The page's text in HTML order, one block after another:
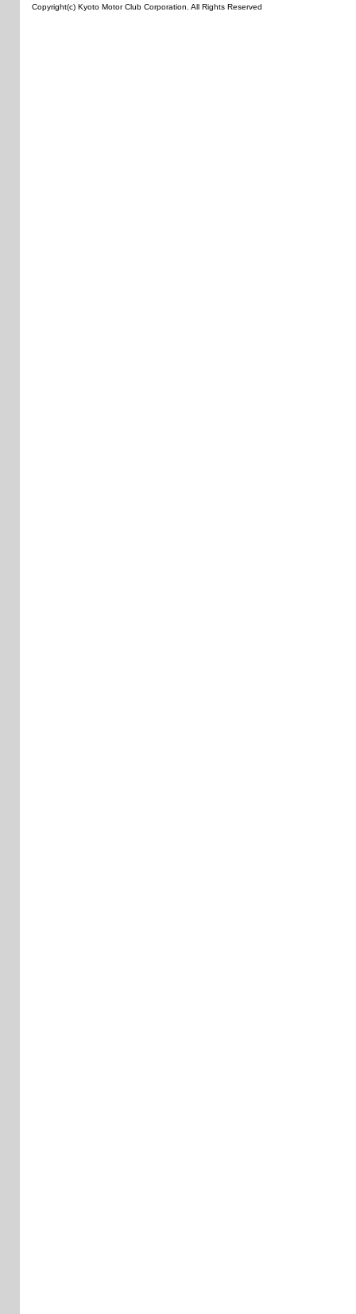
Copyright(c) Kyoto Motor Club Corporation. All Rights Reserved